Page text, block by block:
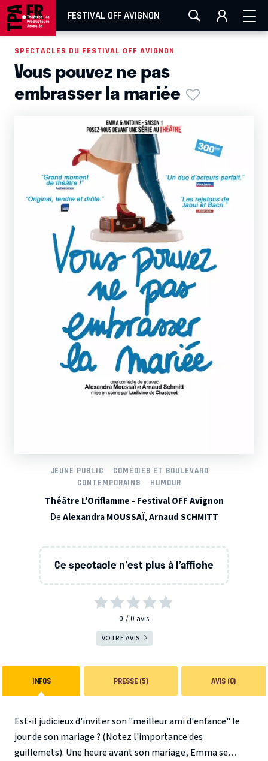
FESTIVAL OFF AVIGNON
AIX-MARSEILLE AURAY CAEN LA ROCHELLE
EN TOURNÉE
SPECTACLES DU FESTIVAL OFF AVIGNON
Vous pouvez ne pas
embrasser la mariée
JEUNE PUBLIC
COMÉDIES ET BOULEVARD
CONTEMPORAINS
HUMOUR
Théâtre L'Oriflamme - Festival OFF Avignon
DeAlexandra MOUSSAÏ,Arnaud SCHMITT
Ce spectacle n'est plus à l’affiche
0 0 avis
VOTRE AVIS
INFOS PRESSE (5) AVIS (0)
Est-il judicieux d'inviter son "meilleur ami d'enfance" le
jour de son mariage ? (Notez l'importance des
guillemets). Une heure avant son mariage, Emma se